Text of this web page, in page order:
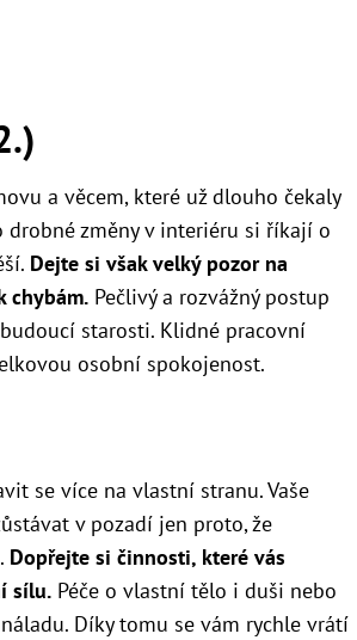
a věcem, které už dlouho čekaly
drobné změny v interiéru si říkají o
Dejte si však velký pozor na
chybám. Pečlivý a rozvážný postup
starosti. Klidné pracovní
osobní spokojenost.
se více na vlastní stranu. Vaše
v pozadí jen proto, že
Dopřejte si činnosti, které vás
sílu. Péče o vlastní tělo i duši nebo
Díky tomu se vám rychle vrátí